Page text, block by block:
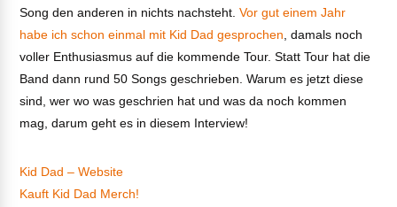
Song den anderen in nichts nachsteht.Vor gut einem Jahr
habe ich schon einmal mit Kid Dad gesprochen , damals noch
voller Enthusiasmus auf die kommende Tour. Statt Tour hat die
Band dann rund 50 Songs geschrieben. Warum es jetzt diese
sind, wer wo was geschrien hat und was da noch kommen
mag, darum geht es in diesem Interview!
Kid Dad – Website
Kauft Kid Dad Merch!